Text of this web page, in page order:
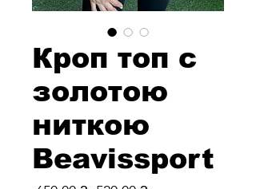
Кроп топ с
золотою
ниткою
Beavissport